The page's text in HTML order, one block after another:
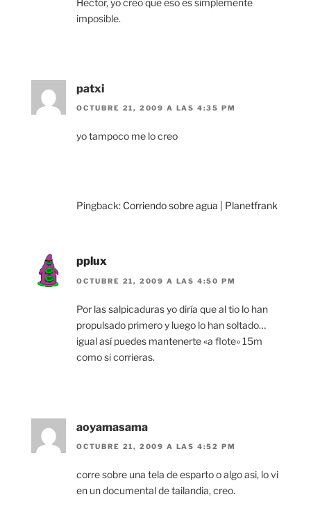
imposible.
patxi
OCTUBRE 21, 2009 A LAS 4:35 PM
yo tampoco me lo creo
Pingback: Corriendo sobre agua | Planetfrank
pplux
OCTUBRE 21, 2009 A LAS 4:50 PM
Por las salpicaduras yo diría que al tio lo han
propulsado primero y luego lo han soltado…
igual así puedes mantenerte «a flote» 15m
como si corrieras.
aoyamasama
OCTUBRE 21, 2009 A LAS 4:52 PM
corre sobre una tela de esparto o algo asi, lo vi
en un documental de tailandia, creo.